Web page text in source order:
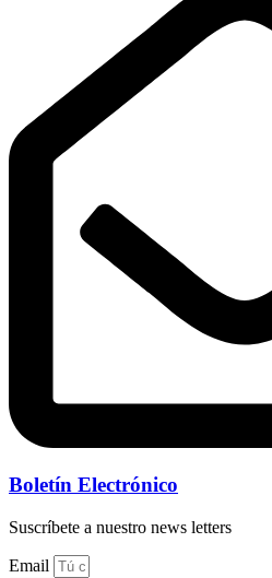
Boletín Electrónico
Suscríbete a nuestro news letters
Email